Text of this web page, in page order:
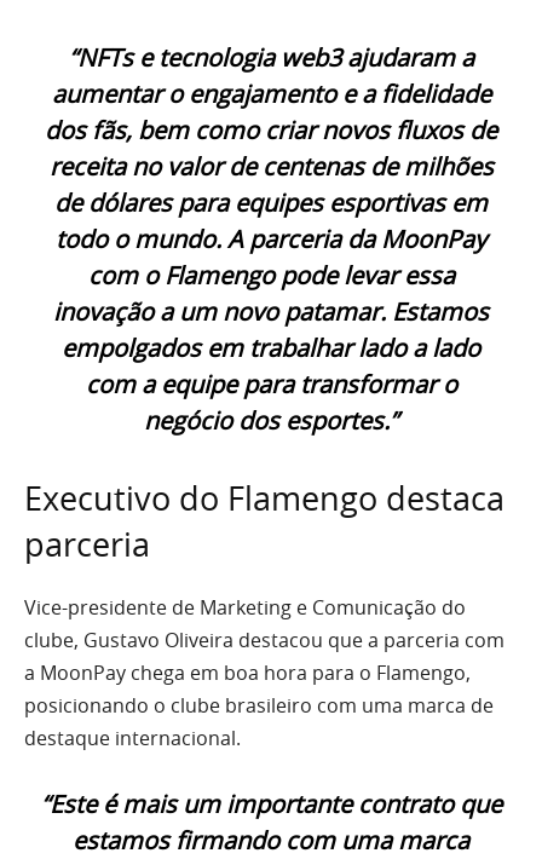
“NFTs e tecnologia web3 ajudaram a
aumentar o engajamento e a fidelidade
dos fãs, bem como criar novos fluxos de
receita no valor de centenas de milhões
de dólares para equipes esportivas em
todo o mundo. A parceria da MoonPay
com o Flamengo pode levar essa
inovação a um novo patamar. Estamos
empolgados em trabalhar lado a lado
com a equipe para transformar o
negócio dos esportes.”
Executivo do Flamengo destaca
parceria
Vice-presidente de Marketing e Comunicação do
clube, Gustavo Oliveira destacou que a parceria com
a MoonPay chega em boa hora para o Flamengo,
posicionando o clube brasileiro com uma marca de
destaque internacional.
“Este é mais um importante contrato que
estamos firmando com uma marca